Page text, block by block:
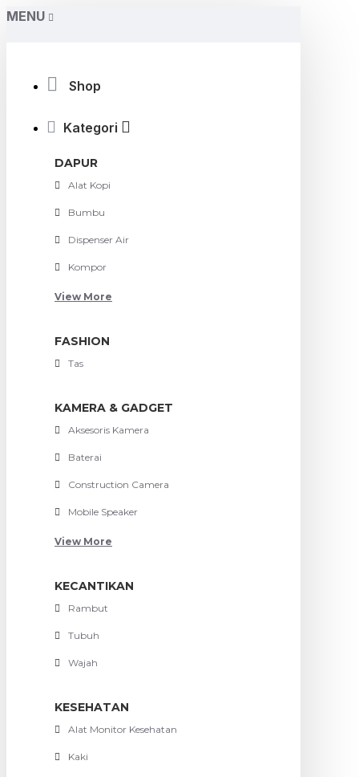
MENU
Shop
Kategori
DAPUR
Alat Kopi
Bumbu
Dispenser Air
Kompor
View More
FASHION
Tas
KAMERA & GADGET
Aksesoris Kamera
Baterai
Construction Camera
Mobile Speaker
View More
KECANTIKAN
Rambut
Tubuh
Wajah
KESEHATAN
Alat Monitor Kesehatan
Kaki